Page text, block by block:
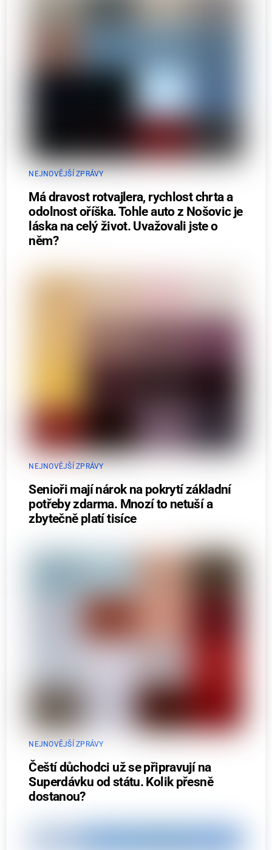
NEJNOVĚJŠÍ ZPRÁVY
Má dravost rotvajlera, rychlost chrta a
odolnost oříška. Tohle auto z Nošovic je
láska na celý život. Uvažovali jste o
něm?
NEJNOVĚJŠÍ ZPRÁVY
Senioři mají nárok na pokrytí základní
potřeby zdarma. Mnozí to netuší a
zbytečně platí tisíce
NEJNOVĚJŠÍ ZPRÁVY
Čeští důchodci už se připravují na
Superdávku od státu. Kolik přesně
dostanou?